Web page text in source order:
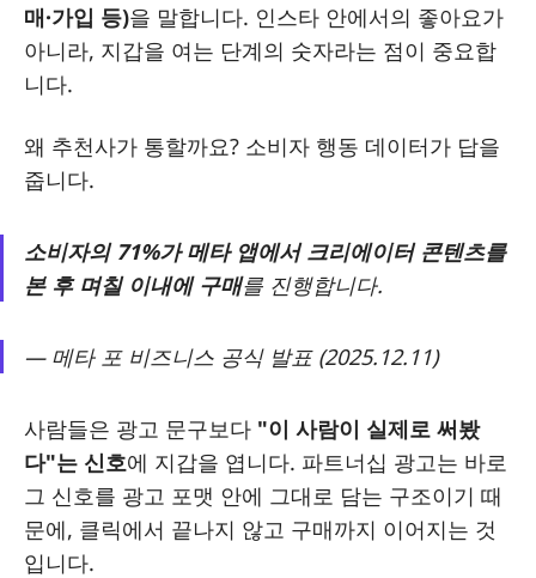
매·가입 등)을 말합니다. 인스타 안에서의 좋아요가
아니라, 지갑을 여는 단계의 숫자라는 점이 중요합
니다.
왜 추천사가 통할까요? 소비자 행동 데이터가 답을
줍니다.
소비자의 71%가 메타 앱에서 크리에이터 콘텐츠를
본 후 며칠 이내에 구매를 진행합니다.
— 메타 포 비즈니스 공식 발표 (2025.12.11)
사람들은 광고 문구보다 "이 사람이 실제로 써봤
다"는 신호에 지갑을 엽니다. 파트너십 광고는 바로
그 신호를 광고 포맷 안에 그대로 담는 구조이기 때
문에, 클릭에서 끝나지 않고 구매까지 이어지는 것
입니다.